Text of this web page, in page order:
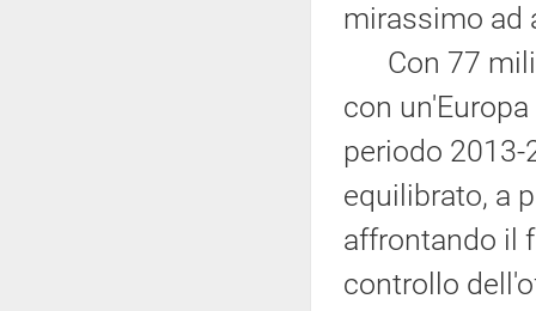
mirassimo ad
Con 77
con
periodo
equilibrato, a
affrontando il
controllo